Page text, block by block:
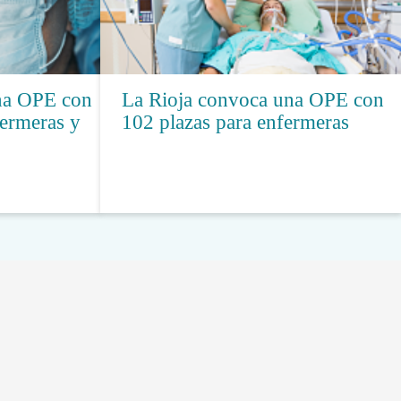
OPE con
y
La Rioja convoca una OPE con
102 plazas para enfermeras